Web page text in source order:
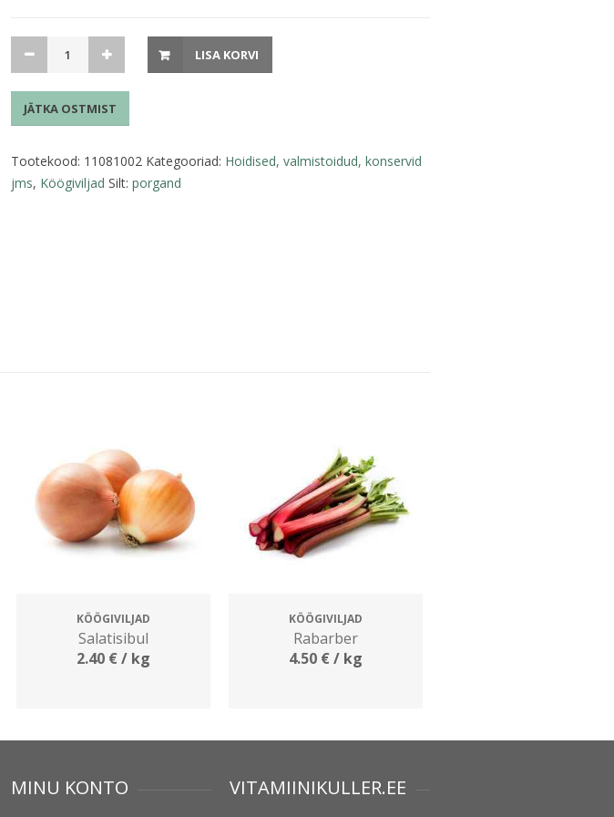
paprika
200g
Bite
kogus
LISA KORVI
JÄTKA OSTMIST
Tootekood: 11081002 Kategooriad: Hoidised, valmistoidud, konservid
jms, Köögiviljad Silt: porgand
KÖÖGIVILJAD
Salatisibul
2.40 €/ kg
KÖÖGIVILJAD
Rabarber
4.50 €/ kg
MINU KONTO VITAMIINIKULLER.EE